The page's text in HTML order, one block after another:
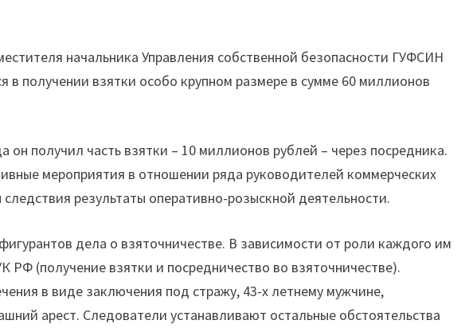
начальника Управления собственной безопасности ГУФСИН
в получении взятки особо крупном размере в сумме 60 миллионов
он получил часть взятки – 10 миллионов рублей – через посредника.
мероприятия в отношении ряда руководителей коммерческих
результаты оперативно-розыскной деятельности.
дела о взяточничестве. В зависимости от роли каждого им
РФ (получение взятки и посредничество во взяточничестве).
в виде заключения под стражу, 43-х летнему мужчине,
арест. Следователи устанавливают остальные обстоятельства